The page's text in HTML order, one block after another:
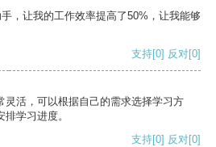
，让我的工作效率提高了50%，让我能够
支持[0] 反对[0]
灵活，可以根据自己的需求选择学习方
学习进度。
支持[0] 反对[0]